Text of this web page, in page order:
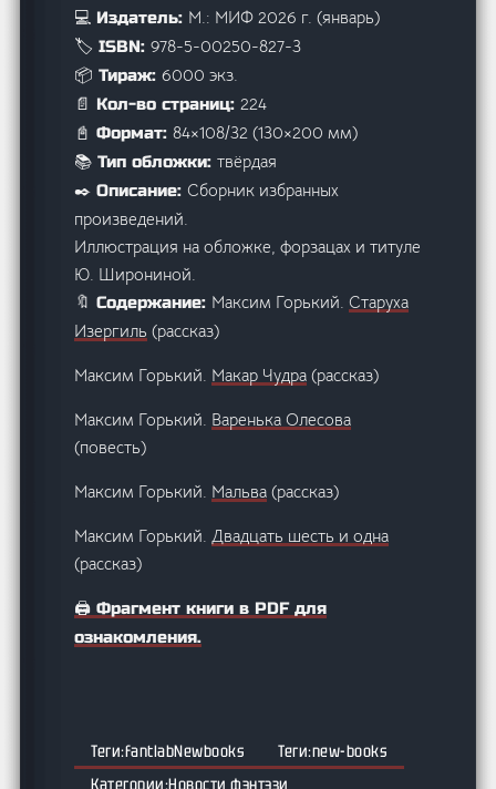
💻 Издатель: М.: МИФ 2026 г. (январь)
🏷️ ISBN:978-5-00250-827-3
📦 Тираж:6000 экз.
📄 Кол-во страниц:224
📓 Формат:84×108/32 (130×200 мм)
📚 Тип обложки:твёрдая
✒️ Описание:Сборник избранных
произведений.
Иллюстрация на обложке, форзацах и титуле
Ю. Широниной.
🔖 Содержание: Максим Горький.Старуха
Изергиль (рассказ)
Максим Горький. Макар Чудра (рассказ)
Максим Горький. Варенька Олесова
(повесть)
Максим Горький. Мальва (рассказ)
Максим Горький. Двадцать шесть и одна
(рассказ)
🖨️ Фрагмент книги в PDF для
ознакомления.
fantlabNewbooks
new-books